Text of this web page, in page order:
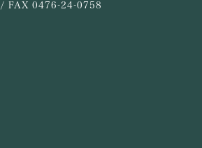
/ FAX 0476-24-0758